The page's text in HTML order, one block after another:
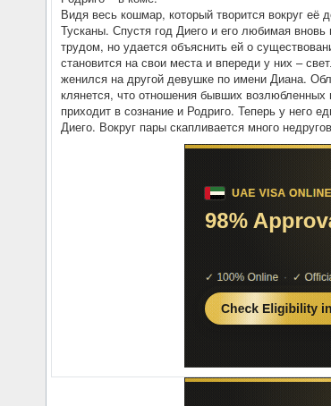
Видя весь кошмар, который творится вокруг её
Тусканы. Спустя год Диего и его любимая
трудом, но удается объяснить ей о
становится на свои места и впереди у них –
женился на другой девушке по имени Диана.
клянется, что отношения бывших возлюбленных
приходит в сознание и Родриго. Теперь у него
Диего. Вокруг пары скапливается много